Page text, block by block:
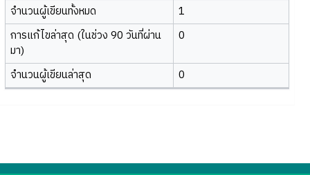
จำนวนผู้เขียนทั้งหมด
1
การแก้ไขล่าสุด (ในช่วง 90 วันที่ผ่าน
มา)
0
จำนวนผู้เขียนล่าสุด 0